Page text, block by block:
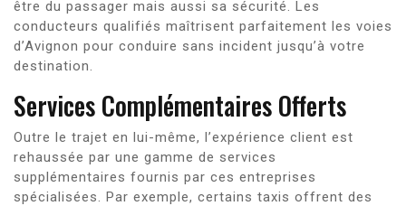
être du passager mais aussi sa sécurité. Les
conducteurs qualifiés maîtrisent parfaitement les voies
d’Avignon pour conduire sans incident jusqu’à votre
destination.
Services Complémentaires Offerts
Outre le trajet en lui-même, l’expérience client est
rehaussée par une gamme de services
supplémentaires fournis par ces entreprises
spécialisées. Par exemple, certains taxis offrent des